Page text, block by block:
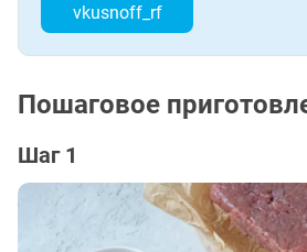
vkusnoff_rf
Пошаговое
Шаг 1